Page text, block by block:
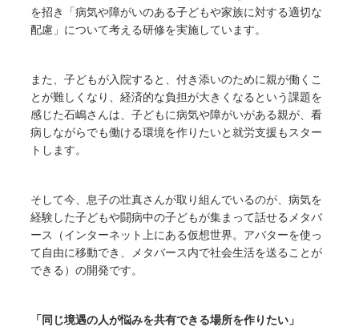
を招き「病気や障がいのある子どもや家族に対する適切な
配慮」について考える研修を実施しています。
また、子どもが入院すると、付き添いのために親が働くこ
とが難しくなり、経済的な負担が大きくなるという課題を
感じた石嶋さんは、子どもに病気や障がいがある親が、看
病しながらでも働ける環境を作りたいと就労支援もスター
トします。
そして今、息子の壮真さんが取り組んでいるのが、病気を
経験した子どもや闘病中の子どもが集まって話せるメタバ
ース（インターネット上にある仮想世界。アバターを使っ
て自由に移動でき、メタバース内で社会生活を送ることが
できる）の開発です。
「同じ境遇の人が悩みを共有できる場所を作りたい」